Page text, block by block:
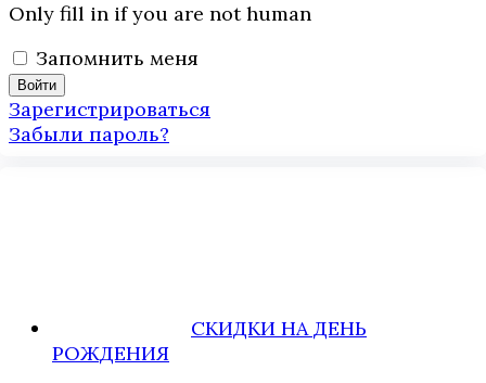
Only fill in if you are not human
Запомнить меня
Зарегистрироваться
Забыли пароль?
СКИДКИ НА ДЕНЬ
РОЖДЕНИЯ